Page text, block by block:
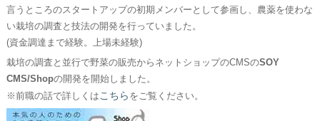
言うところのスタートアップの初期メンバーとして参画し、農薬を使わな
い栽培の調査と技法の開発を行っていました。
(資金調達まで経験。上場未経験)
栽培の調査と並行で野菜の販売からネットショップのCMSのSOY
CMS/Shopの開発を開始しました。
※前職の話で詳しくはこちら をご覧ください。